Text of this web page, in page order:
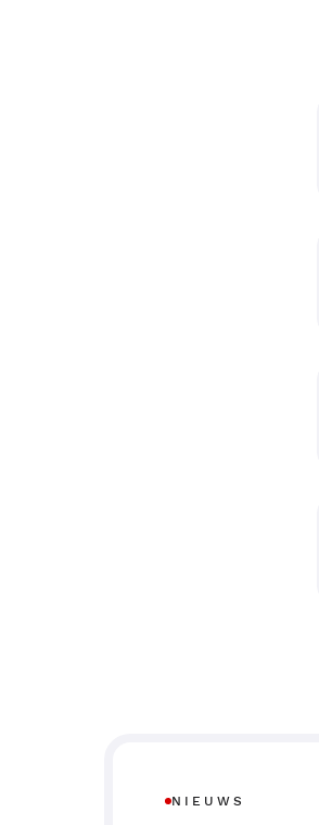
NIEUWS